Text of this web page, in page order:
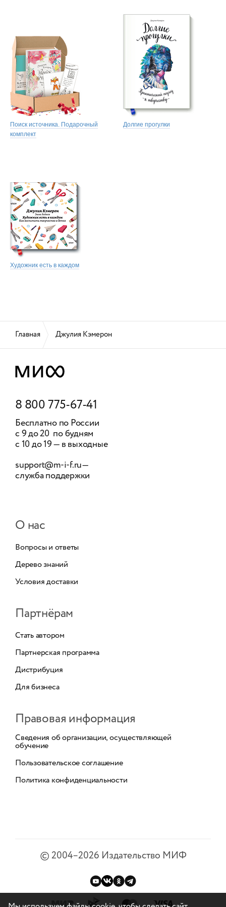
Поиск источника. Подарочный
комплект
Долгие прогулки
Художник есть в каждом
Главная Джулия Кэмерон
8 800 775-67-41
Бесплатно по России
с 9 до 20 по будням
с 10 до 19 — в выходные
support@m-i-f.ru—
служба поддержки
О нас
Вопросы и ответы
Дерево знаний
Условия доставки
Партнёрам
Стать автором
Партнерская программа
Дистрибуция
Для бизнеса
Правовая информация
Сведения об организации, осуществляющей
обучение
Пользовательское соглашение
Политика конфиденциальности
©2004–2026 Издательство МИФ